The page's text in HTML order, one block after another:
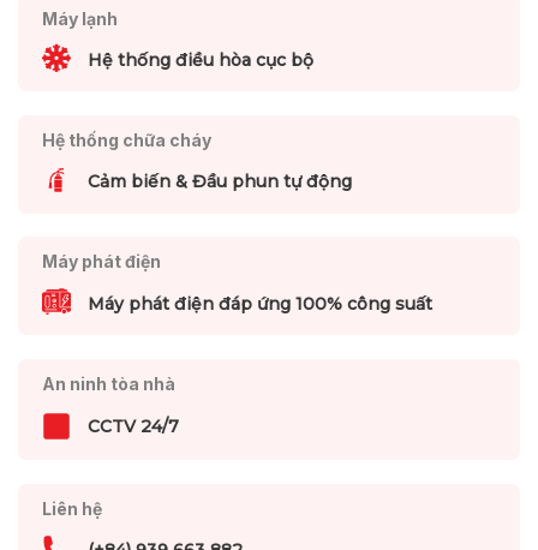
Máy lạnh
Hệ thống điều hòa cục bộ
Hệ thống chữa cháy
Cảm biến & Đầu phun tự động
Máy phát điện
Máy phát điện đáp ứng 100% công suất
An ninh tòa nhà
CCTV 24/7
Liên hệ